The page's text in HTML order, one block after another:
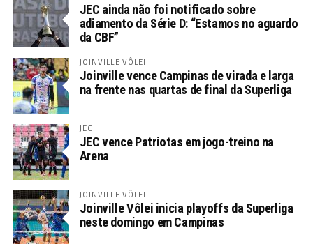
JEC ainda não foi notificado sobre
adiamento da Série D: “Estamos no aguardo
da CBF”
JOINVILLE VÔLEI
Joinville vence Campinas de virada e larga
na frente nas quartas de final da Superliga
JEC
JEC vence Patriotas em jogo-treino na
Arena
JOINVILLE VÔLEI
Joinville Vôlei inicia playoffs da Superliga
neste domingo em Campinas